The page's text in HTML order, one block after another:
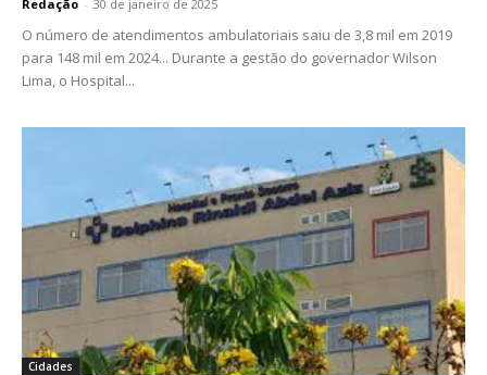
Redação - 30 de janeiro de 2025
O número de atendimentos ambulatoriais saiu de 3,8 mil em 2019
para 148 mil em 2024... Durante a gestão do governador Wilson
Lima, o Hospital...
Cidades